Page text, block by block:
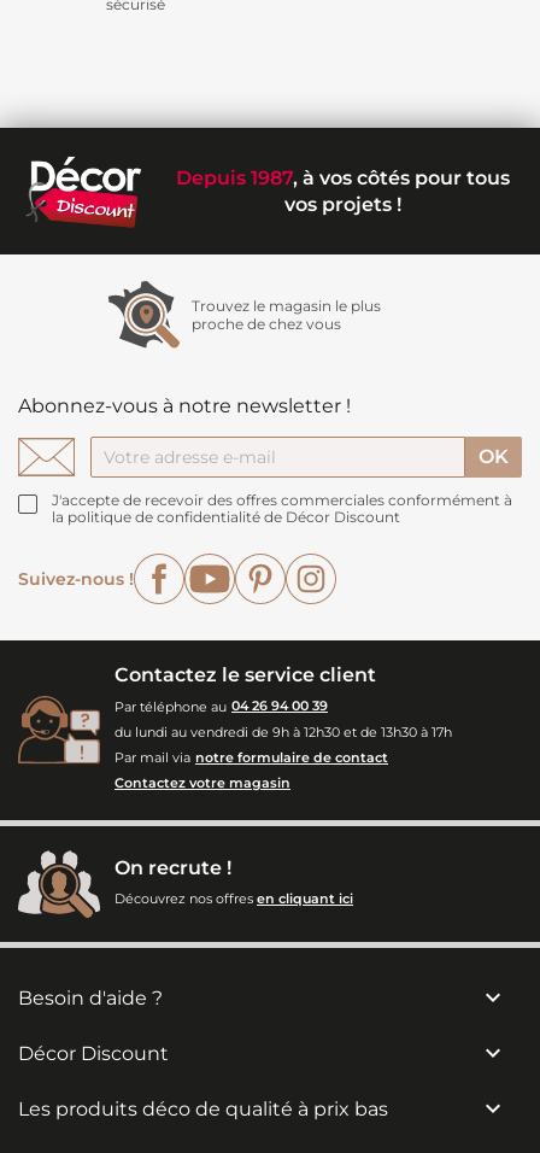
sécurisé
Depuis 1987, à vos côtés pour tous
vos projets !
Trouvez le magasin le plus
proche de chez vous
Abonnez-vous à notre newsletter !
J'accepte de recevoir des offres commerciales conformément à
la politique de confidentialité de Décor Discount
Suivez-nous !
FacebookYouTubePinterest
Contactez le service client
Par téléphone au 04 26 94 00 39
du lundi au vendredi de 9h à 12h30 et de 13h30 à 17h
Par mail via notre formulaire de contact
Contactez votre magasin
On recrute !
Découvrez nos offres en cliquant ici
Besoin d'aide ? 
Décor Discount 
Les produits déco de qualité à prix bas 